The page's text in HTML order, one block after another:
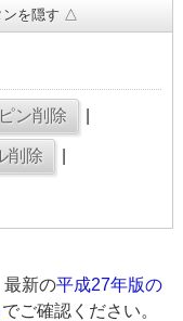
を隠す △
新の平成27年版の
でご確認ください。